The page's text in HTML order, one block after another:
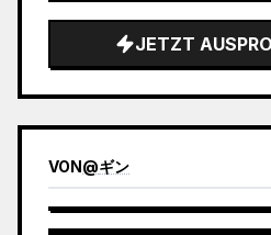
Allta…
JETZT
VON@ギン